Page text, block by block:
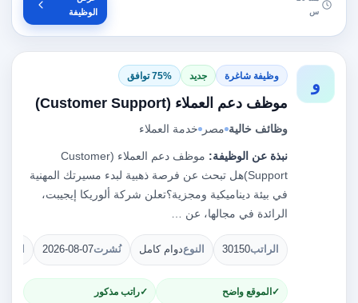
س
الوظيفة
و وظيفة شاغرة جديد 75% توافق
موظف دعم العملاء (Customer Support)
وظائف خالية مصر خدمة العملاء
نبذة عن الوظيفة:
موظف دعم العملاء (Customer
Support)هل تبحث عن فرصة ذهبية لبدء مسيرتك المهنية
في بيئة ديناميكية ومجزية؟تعلن شركة ألوريكا إيجيبت،
الرائدة في مجالها، عن …
الراتب30150 النوعدوام كامل نُشرت2026-08-07
الموقع واضح راتب مذكور